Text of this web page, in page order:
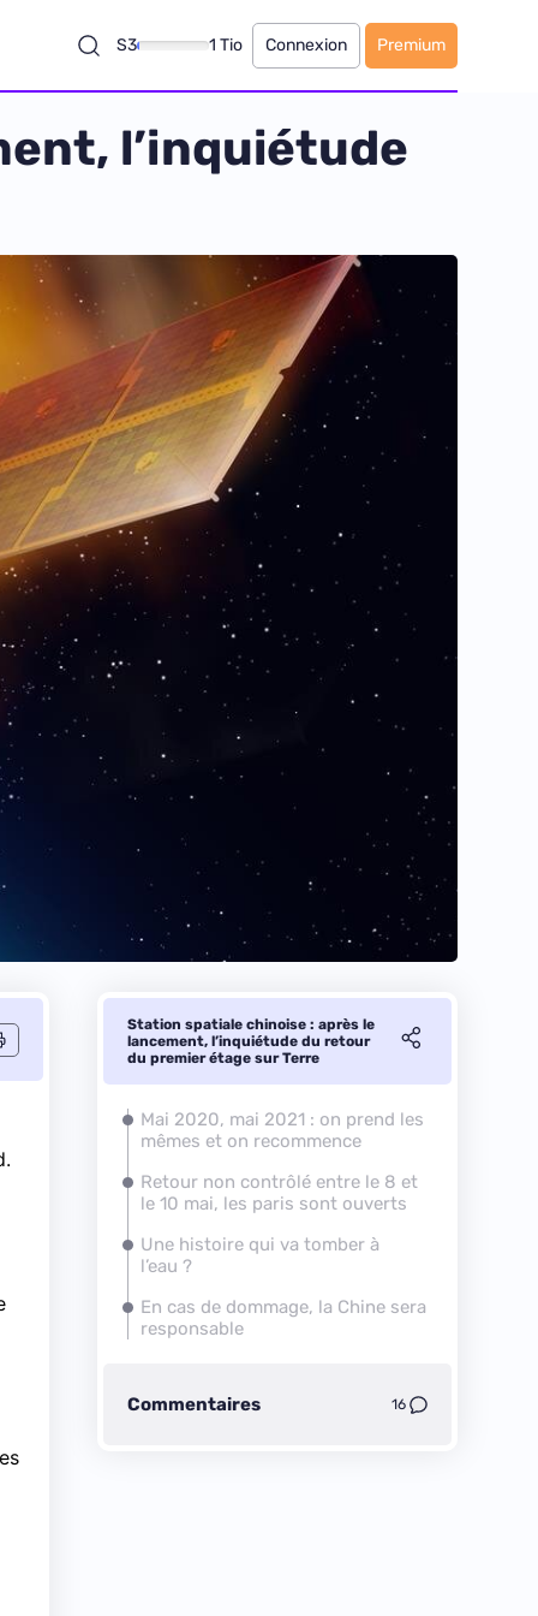
S3 1 Tio Connexion Premium
l’inquiétude
Station spatiale chinoise : après le
lancement, l’inquiétude du retour
du premier étage sur Terre
Mai 2020, mai 2021 : on prend les
mêmes et on recommence
Retour non contrôlé entre le 8 et
le 10 mai, les paris sont ouverts
Une histoire qui va tomber à
l’eau ?
En cas de dommage, la Chine sera
responsable
Commentaires 16